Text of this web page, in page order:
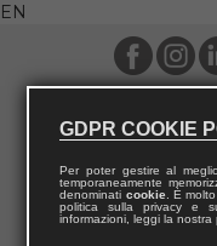
EN
GDPR COOKIE
Per poter gestire al
temporaneamente
denominati cookie. È
politica sulla privacy e
informazioni, leggi la nostra